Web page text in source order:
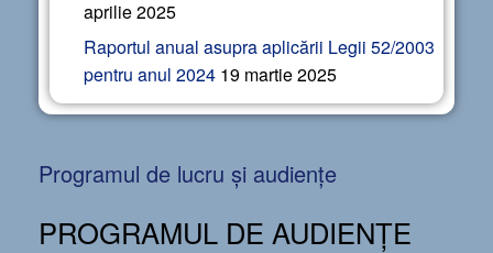
aprilie 2025
Raportul anual asupra aplicării Legii 52/2003
pentru anul 2024 19 martie 2025
Programul de lucru și audiențe
PROGRAMUL DE AUDIENȚE